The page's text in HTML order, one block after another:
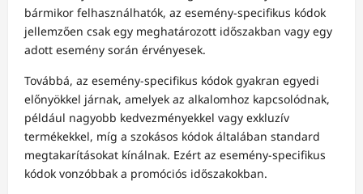
bármikor felhasználhatók, az esemény-specifikus kódok
jellemzően csak egy meghatározott időszakban vagy egy
adott esemény során érvényesek.
Továbbá, az esemény-specifikus kódok gyakran egyedi
előnyökkel járnak, amelyek az alkalomhoz kapcsolódnak,
például nagyobb kedvezményekkel vagy exkluzív
termékekkel, míg a szokásos kódok általában standard
megtakarításokat kínálnak. Ezért az esemény-specifikus
kódok vonzóbbak a promóciós időszakokban.